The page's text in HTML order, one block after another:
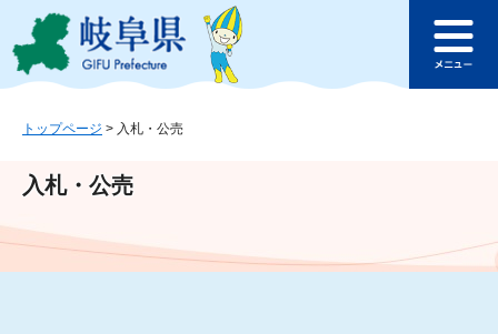
ジ
ュ
文
このページの本文へ
ュ
トップページ > 入札・公売
入札・公売